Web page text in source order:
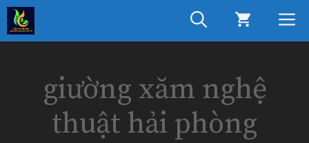
Chuyển
đến
nội
giường xăm nghệ
thuật hải phòng